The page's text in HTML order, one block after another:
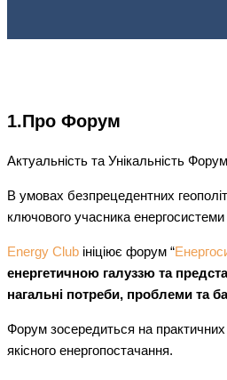
1.Про Форум
Актуальність та Унікальність
В умовах безпрецедентних
ключового учасника
Energy Club ініціює форум “
енергетичною галуззю та
нагальні потреби, проблеми та
Форум зосередиться на
якісного енергопостачання.